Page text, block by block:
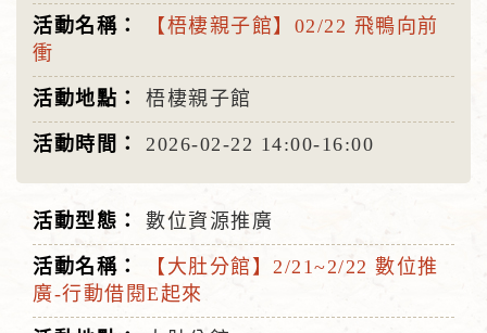
【梧棲親子館】02/22 飛鴨向前
衝
梧棲親子館
2026-02-22 14:00-16:00
數位資源推廣
【大肚分館】2/21~2/22 數位推
廣-行動借閱E起來